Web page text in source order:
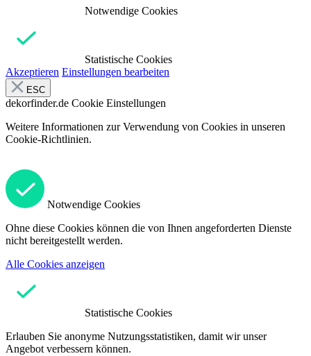
Notwendige Cookies
Statistische Cookies
Akzeptieren Einstellungen bearbeiten
ESC
dekorfinder.de Cookie Einstellungen
Weitere Informationen zur Verwendung von Cookies in unseren
Cookie-Richtlinien.
Notwendige Cookies
Ohne diese Cookies können die von Ihnen angeforderten Dienste
nicht bereitgestellt werden.
Alle Cookies anzeigen
Statistische Cookies
Erlauben Sie anonyme Nutzungsstatistiken, damit wir unser
Angebot verbessern können.